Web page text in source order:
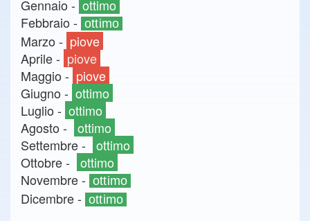
Gennaio - ottimo
Febbraio - ottimo
Marzo - piove
Aprile - piove
Maggio - piove
Giugno - ottimo
Luglio - ottimo
Agosto -
ottimo
Settembre -
ottimo
Ottobre -
ottimo
Novembre - ottimo
Dicembre - ottimo